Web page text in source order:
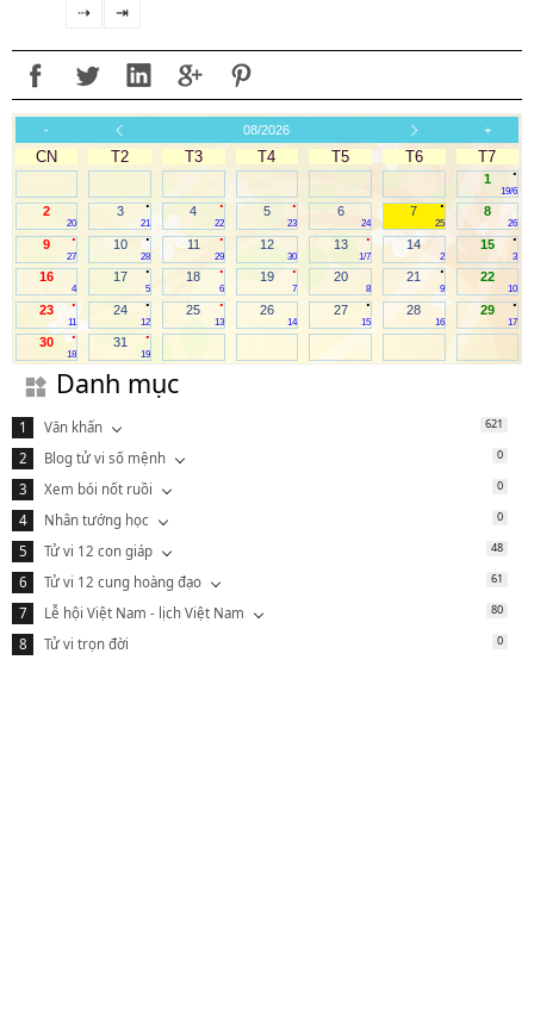
⇢
⇥
- 08/2026 +
CN T2 T3 T4 T5 T6 T7
.
1
19/6
2
20
.
3
21
.
4
22
.
5
23
6
24
.
7
25
8
26
.
9
27
.
10
28
.
11
29
12
30
.
13
1/7
14
2
.
15
3
16
4
.
17
5
.
18
6
.
19
7
20
8
.
21
9
22
10
.
23
11
.
24
12
.
25
13
26
14
.
27
15
28
16
.
29
17
.
30
18
.
31
19
Danh mục
Văn khấn 621
Blog tử vi số mệnh 0
Xem bói nốt ruồi 0
Nhân tướng học 0
Tử vi 12 con giáp 48
Tử vi 12 cung hoàng đạo 61
Lễ hội Việt Nam - lịch Việt Nam 80
Tử vi trọn đời 0